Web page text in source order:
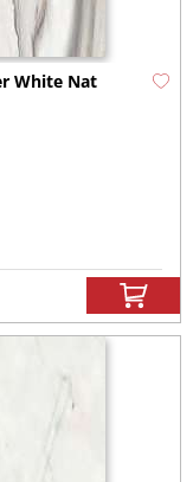
White Nat